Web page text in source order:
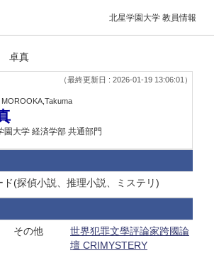
北星学園大学 教員情報
卓真
（最終更新日 : 2026-01-19 13:06:01）
MOROOKA,Takuma
園大学 経済学部 共通部門
ド(探偵小説、推理小説、ミステリ)
その他
世界犯罪文學評論家跨國論
壇 CRIMYSTERY